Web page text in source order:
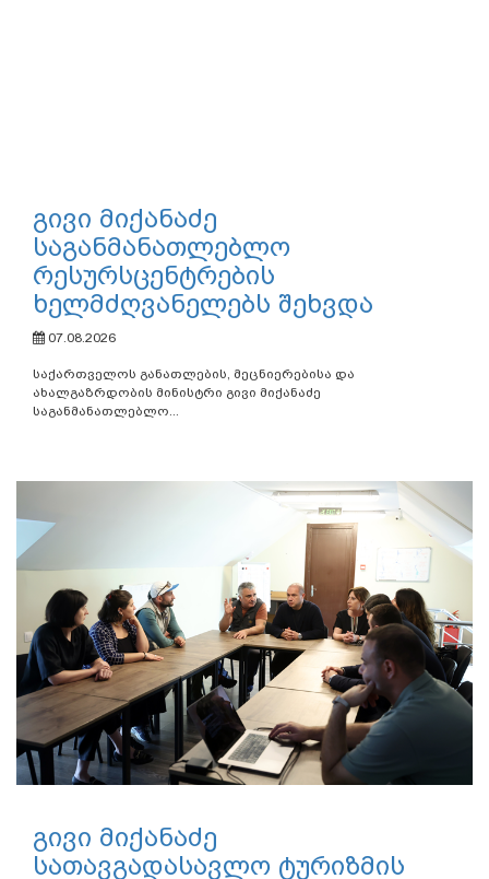
გივი მიქანაძე
საგანმანათლებლო
რესურსცენტრების
ხელმძღვანელებს შეხვდა
07.08.2026
საქართველოს განათლების, მეცნიერებისა და
ახალგაზრდობის მინისტრი გივი მიქანაძე
საგანმანათლებლო...
გივი მიქანაძე
სათავგადასავლო ტურიზმის